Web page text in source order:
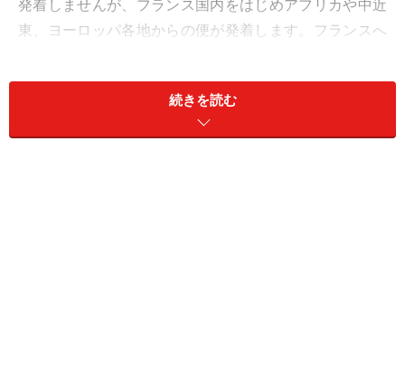
発着しませんが、フランス国内をはじめアフリカや中近
東、ヨーロッパ各地からの便が発着します。フランスへ
寄る場合は利用する可能性があるので、把握しておくと
続きを読む